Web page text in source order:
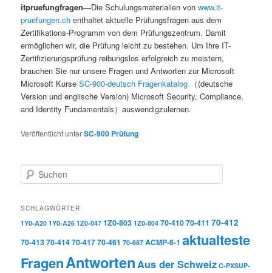
itpruefungfragen—Die Schulungsmaterialien vonwww.it-
pruefungen.ch enthaltet aktuelle Prüfungsfragen aus dem
Zertifikations-Programm von dem Prüfungszentrum. Damit
ermöglichen wir, die Prüfung leicht zu bestehen. Um Ihre IT-
Zertifizierungsprüfung reibungslos erfolgreich zu meistern,
brauchen Sie nur unsere Fragen und Antworten zur Microsoft
Microsoft KurseSC-900-deutsch Fragenkatalog （(deutsche
Version und englische Version) Microsoft Security, Compliance,
and Identity Fundamentals）auswendigzulernen.
Veröffentlicht unterSC-900 Prüfung
Suchen
SCHLAGWÖRTER
1Y0-A20 1Y0-A26 1Z0-047 1Z0-803 1Z0-804 70-41070-411 70-412
70-41370-41470-41770-461 70-687 ACMP-6-1 aktualteste
FragenAntwortenAus der Schweiz C-PXSUP-